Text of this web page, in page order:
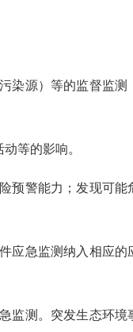
染源）等的监督监测
等的影响。
预警能力；发现可能
应急监测纳入相应的
监测。突发生态环境